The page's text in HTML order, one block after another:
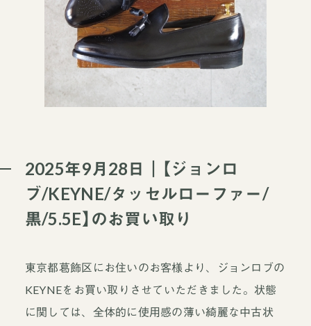
2025年9月28日｜【ジョンロ
ブ/KEYNE/タッセルローファー/
黒/5.5E】のお買い取り
東京都葛飾区にお住いのお客様より、ジョンロブの
KEYNEをお買い取りさせていただきました。状態
に関しては、全体的に使用感の薄い綺麗な中古状